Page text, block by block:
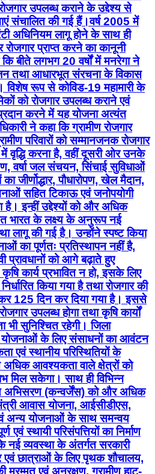
उपलब्ध कराने के उद्देश्य से
संचालित की गई हैं।वर्ष 2005 में
अधिनियम लागू होने के साथ ही
रोजगार प्राप्त करने का कानूनी
बीते लगभग 20 वर्षों में मनरेगा ने
तथा आधारभूत संरचना के विकास
विशेष रूप से कोविड-19 महामारी के
को रोजगार उपलब्ध कराने एवं
करने में यह योजना अत्यंत
ने कहा कि ग्रामीण रोजगार
परिवारों को सम्मानजनक रोजगार
करना है, वहीं दूसरी ओर उनके
वर्षा जल संचयन, सिंचाई सुविधाओं
जीर्णोद्धार, पौधारोपण, खेल मैदान,
सहित टिकाऊ एवं जनोपयोगी
है। इन्हीं उद्देश्यों को और अधिक
भारत के लक्ष्य के अनुरूप नई
लागू की गई है। उन्होंने स्पष्ट किया
का पूर्णतः प्रतिस्थापन नहीं है,
को आगे बढ़ाते हुए
कार्य प्रभावित न हो, इसके लिए
किया गया है तथा रोजगार की
125 दिन कर दिया गया है। इससे
उपलब्ध होगा तथा कृषि कार्यों
भी सुनिश्चित रहेगी। जिला
योजनाओं के लिए संसाधनों का आवंटन
एवं स्थानीय परिस्थितियों के
आवश्यकता वाले क्षेत्रों को
मिल सकेगा। साथ ही विभिन्न
अभिसरण (कन्वर्जेंस) को और अधिक
आवास योजना, आईसीडीएस,
एवं अन्य योजनाओं के साथ समन्वय
एवं स्थायी परिसंपत्तियों का निर्माण
नई व्यवस्था के अंतर्गत सरकारी
एवं छात्राओं के लिए पृथक शौचालय,
मरम्मत एवं अनुरक्षण, ग्रामीण हाट-